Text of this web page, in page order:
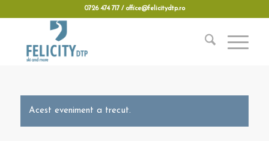
0726 474 717 / office@felicitydtp.ro
Acest eveniment a trecut.